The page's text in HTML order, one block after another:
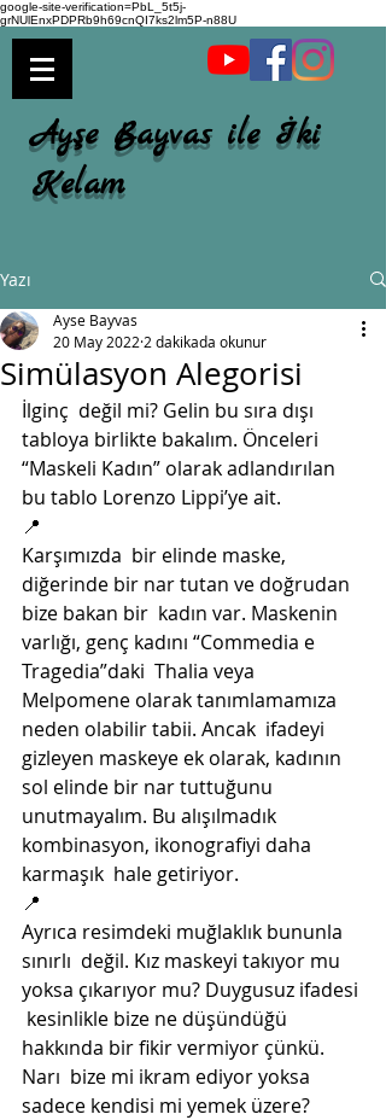
google-site-verification=PbL_5t5j-
grNUlEnxPDPRb9h69cnQI7ks2lm5P-n88U
Ayşe Bayvas ile İki
Kelam
Yazı
Simülasyon Alegorisi
Ayse Bayvas
20 May 2022 2 dakikada okunur
İlginç  değil mi? Gelin bu sıra dışı
tabloya birlikte bakalım. Önceleri
“Maskeli Kadın” olarak adlandırılan
bu tablo Lorenzo Lippi’ye ait.
📍
Karşımızda  bir elinde maske,
diğerinde bir nar tutan ve doğrudan
bize bakan bir  kadın var. Maskenin
varlığı, genç kadını “Commedia e
Tragedia”daki  Thalia veya
Melpomene olarak tanımlamamıza
neden olabilir tabii. Ancak  ifadeyi
gizleyen maskeye ek olarak, kadının
sol elinde bir nar tuttuğunu
unutmayalım. Bu alışılmadık
kombinasyon, ikonografiyi daha
karmaşık  hale getiriyor.
📍
Ayrıca resimdeki muğlaklık bununla
sınırlı  değil. Kız maskeyi takıyor mu
yoksa çıkarıyor mu? Duygusuz ifadesi
kesinlikle bize ne düşündüğü
hakkında bir fikir vermiyor çünkü.
Narı  bize mi ikram ediyor yoksa
sadece kendisi mi yemek üzere?